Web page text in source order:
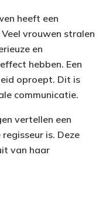
heeft een
vrouwen stralen
en
hebben. Een
oproept. Dit is
communicatie.
vertellen een
is. Deze
van haar